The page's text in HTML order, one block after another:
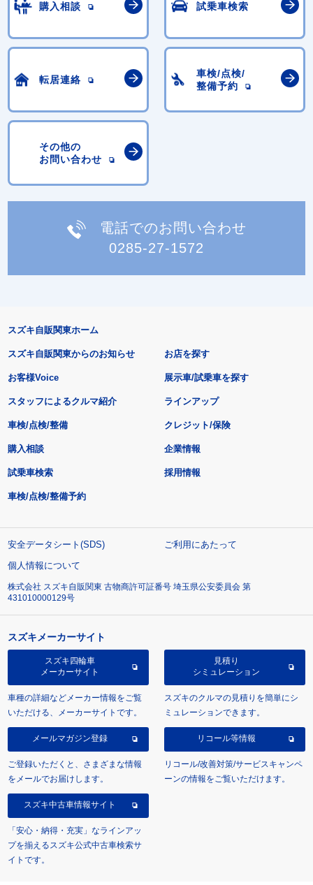
購入相談 試乗車検索
転居連絡
車検/点検/
整備予約
その他の
お問い合わせ
電話でのお問い合わせ
0285-27-1572
スズキ自販関東ホーム
スズキ自販関東からのお知らせ
お客様Voice
スタッフによるクルマ紹介
お店を探す
展示車/試乗車を探す
ラインアップ
車検/点検/整備 クレジット/保険
購入相談
試乗車検索
車検/点検/整備予約
企業情報
採用情報
安全データシート(SDS)
ご利用にあたって
個人情報について
株式会社 スズキ自販関東 古物商許可証番号 埼玉県公安委員会 第
431010000129号
スズキメーカーサイト
スズキ四輪車
メーカーサイト
車種の詳細などメーカー情報をご覧
いただける、メーカーサイトです。
見積り
シミュレーション
スズキのクルマの見積りを簡単にシ
ミュレーションできます。
メールマガジン登録
ご登録いただくと、さまざまな情報
をメールでお届けします。
リコール等情報
リコール/改善対策/サービスキャンペ
ーンの情報をご覧いただけます。
スズキ中古車情報サイト
「安心・納得・充実」なラインアッ
プを揃えるスズキ公式中古車検索サ
イトです。